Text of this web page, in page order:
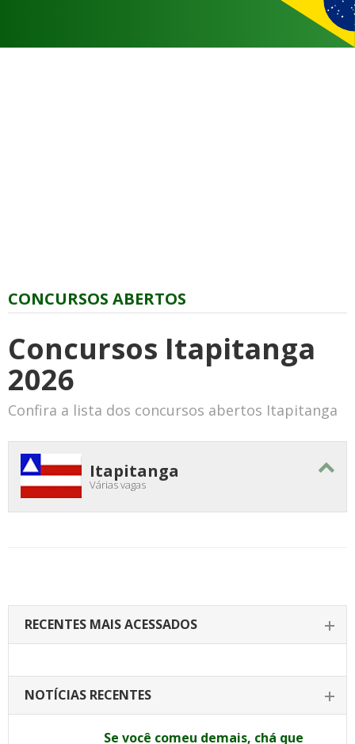
CONCURSOS ABERTOS
Concursos Itapitanga
2026
Confira a lista dos concursos abertos Itapitanga
Itapitanga
Várias vagas
RECENTES MAIS ACESSADOS
NOTÍCIAS RECENTES
Se você comeu demais, chá que